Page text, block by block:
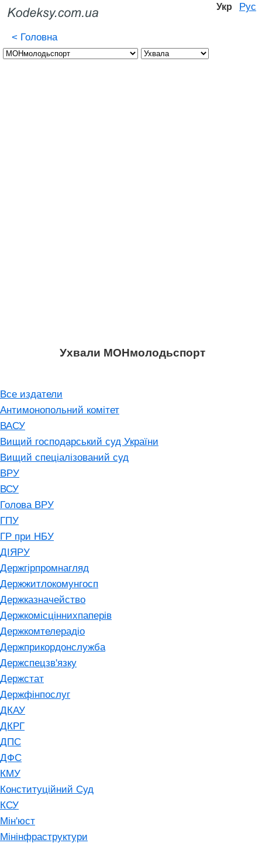
Укр Рус
< Головна
Ухвали МОНмолодьспорт
Все издатели
Антимонопольний комітет
ВАСУ
Вищий господарський суд України
Вищий спеціалізований суд
ВРУ
ВСУ
Голова ВРУ
ГПУ
ГР при НБУ
ДІЯРУ
Держгірпромнагляд
Держжитлокомунгосп
Держказначейство
Держкомісціннихпаперів
Держкомтелерадіо
Держприкордонслужба
Держспецзв'язку
Держстат
Держфінпослуг
ДКАУ
ДКРГ
ДПС
ДФС
КМУ
Конституційний Суд
КСУ
Мін'юст
Мінінфраструктури